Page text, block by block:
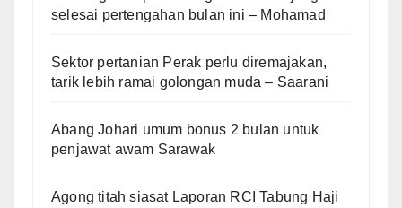
selesai pertengahan bulan ini – Mohamad
Sektor pertanian Perak perlu diremajakan,
tarik lebih ramai golongan muda – Saarani
Abang Johari umum bonus 2 bulan untuk
penjawat awam Sarawak
Agong titah siasat Laporan RCI Tabung Haji